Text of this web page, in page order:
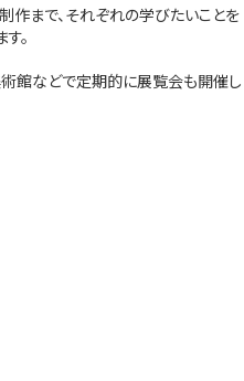
作まで、それぞれの学びたいことを
。
術館などで定期的に展覧会も開催し